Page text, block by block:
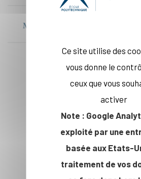
MASTER IP PARIS
Ce site utilise des
vous donne le
ceux que vous
activer
Note : Google
exploité par une
basée aux Etats-
traitement de vos